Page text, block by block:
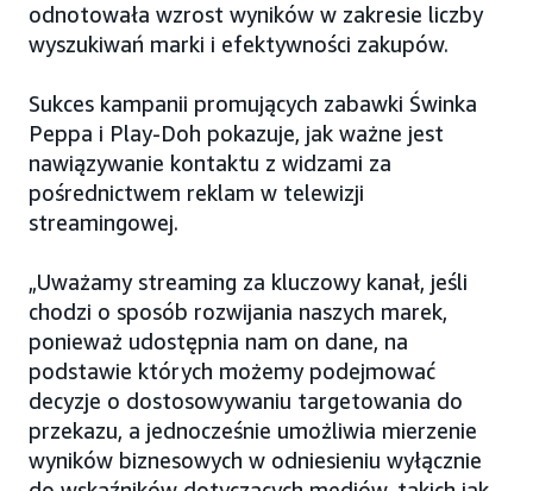
odnotowała wzrost wyników w zakresie liczby
wyszukiwań marki i efektywności zakupów.
Sukces kampanii promujących zabawki Świnka
Peppa i Play-Doh pokazuje, jak ważne jest
nawiązywanie kontaktu z widzami za
pośrednictwem reklam w telewizji
streamingowej.
„Uważamy streaming za kluczowy kanał, jeśli
chodzi o sposób rozwijania naszych marek,
ponieważ udostępnia nam on dane, na
podstawie których możemy podejmować
decyzje o dostosowywaniu targetowania do
przekazu, a jednocześnie umożliwia mierzenie
wyników biznesowych w odniesieniu wyłącznie